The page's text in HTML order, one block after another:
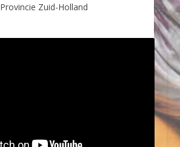
Provincie Zuid-Holland